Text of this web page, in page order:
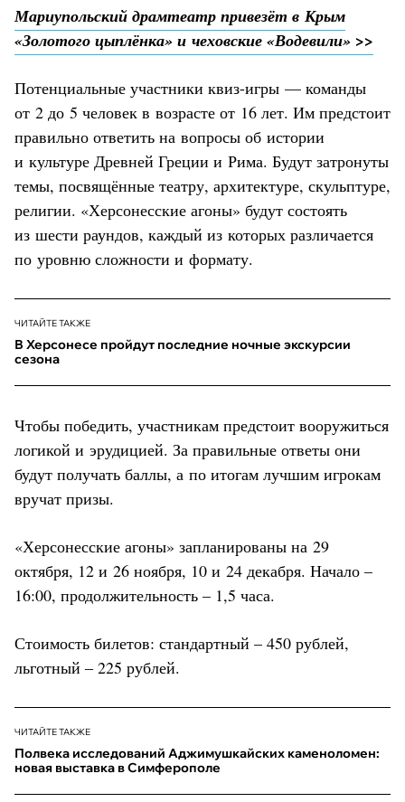
Мариупольский драмтеатр привезёт в Крым
«Золотого цыплёнка» и чеховские «Водевили» >>
Потенциальные участники квиз-игры — команды
от 2 до 5 человек в возрасте от 16 лет. Им предстоит
правильно ответить на вопросы об истории
и культуре Древней Греции и Рима. Будут затронуты
темы, посвящённые театру, архитектуре, скульптуре,
религии. «Херсонесские агоны» будут состоять
из шести раундов, каждый из которых различается
по уровню сложности и формату.
ЧИТАЙТЕ ТАКЖЕ
В Херсонесе пройдут последние ночные экскурсии
сезона
Чтобы победить, участникам предстоит вооружиться
логикой и эрудицией. За правильные ответы они
будут получать баллы, а по итогам лучшим игрокам
вручат призы.
«Херсонесские агоны» запланированы на 29
октября, 12 и 26 ноября, 10 и 24 декабря. Начало –
16:00, продолжительность – 1,5 часа.
Стоимость билетов: стандартный – 450 рублей,
льготный ‒ 225 рублей.
ЧИТАЙТЕ ТАКЖЕ
Полвека исследований Аджимушкайских каменоломен:
новая выставка в Симферополе